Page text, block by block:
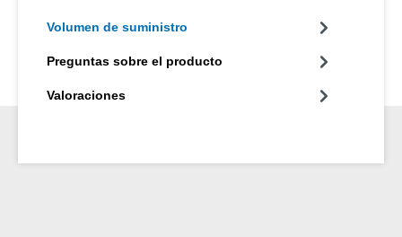
Volumen de suministro
Preguntas sobre el producto
Valoraciones